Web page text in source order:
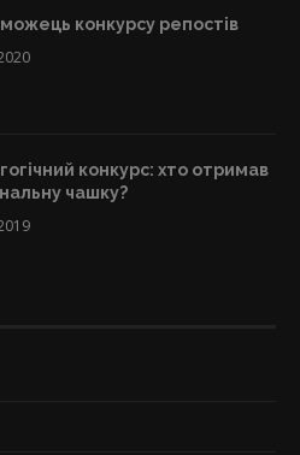
конкурсу репостів
конкурс: хто отримав
чашку?